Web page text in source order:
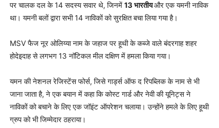
पर चालक दल के 14 सदस्य सवार थे, जिनमें 13 भारतीयऔर एक यमनी नाविक
था। यमनी बलों द्वारा सभी 14 नाविकों को सुरक्षित बचा लिया गया है।
MSV फैज नूर ओलिय्या नाम के जहाज पर हूथी के कब्जे वाले बंदरगाह शहर
होदेइदाह से लगभग 13 नॉटिकल मील दक्षिण में हमला किया गया।
यमन की नेशनल रेजिस्टेंस फोर्स, जिसे गार्ड्स ऑफ द रिपब्लिक के नाम से भी
जाना जाता है, ने एक बयान में कहा कि कोस्ट गार्ड और नेवी की यूनिट्स ने
नाविकों को बचाने के लिए एक जॉइंट ऑपरेशन चलाया। उन्होंने हमले के लिए हूथी
ग्रुप को भी जिम्मेदार ठहराया।